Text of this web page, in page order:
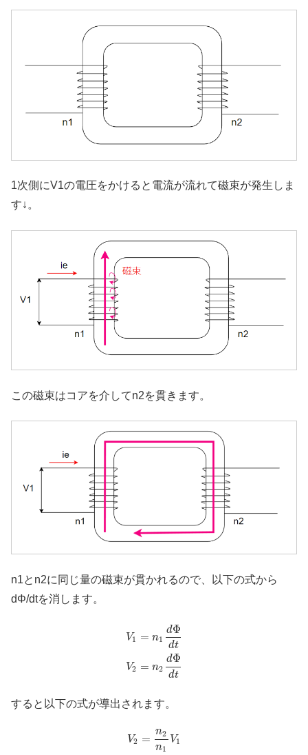
1次側にV1の電圧をかけると電流が流れて磁束が発生しま
す↓。
この磁束はコアを介してn2を貫きます。
n1とn2に同じ量の磁束が貫かれるので、以下の式から
dΦ/dtを消します。
V1 = n1
dΦ
dt
V2 = n2
dΦ
dt
すると以下の式が導出されます。
V2 =
n2
n1
V1